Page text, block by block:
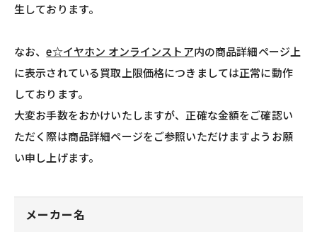
生しております。
なお、e☆イヤホン オンラインストア内の商品詳細ページ上
に表示されている買取上限価格につきましては正常に動作
しております。
大変お手数をおかけいたしますが、正確な金額をご確認い
ただく際は商品詳細ページをご参照いただけますようお願
い申し上げます。
メーカー名